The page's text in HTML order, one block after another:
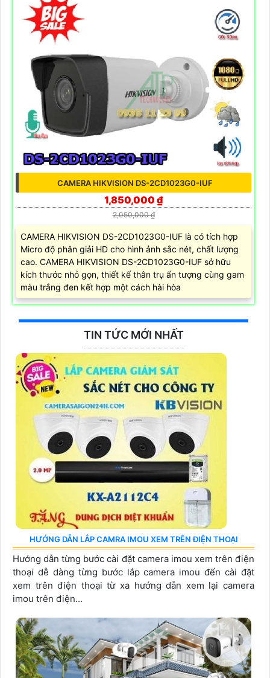
CAMERA HIKVISION DS-2CD1023G0-IUF
1,850,000 ₫
2,050,000 ₫
CAMERA HIKVISION DS-2CD1023G0-IUF là có tích hợp
Micro độ phân giải HD cho hình ảnh sắc nét, chất lượng
cao. CAMERA HIKVISION DS-2CD1023G0-IUF sở hữu
kích thước nhỏ gọn, thiết kế thân trụ ấn tượng cùng gam
màu trắng đen kết hợp một cách hài hòa
TIN TỨC MỚI NHẤT
HƯỚNG DẪN LẮP CAMRA IMOU XEM TRÊN ĐIỆN THOẠI
Hướng dẫn từng bước cài đặt camera imou xem trên điện
thoại dễ dàng từng bước lắp camera imou đến cài đặt
xem trên điện thoại từ xa hướng dẫn xem lại camera
imou trên điện...